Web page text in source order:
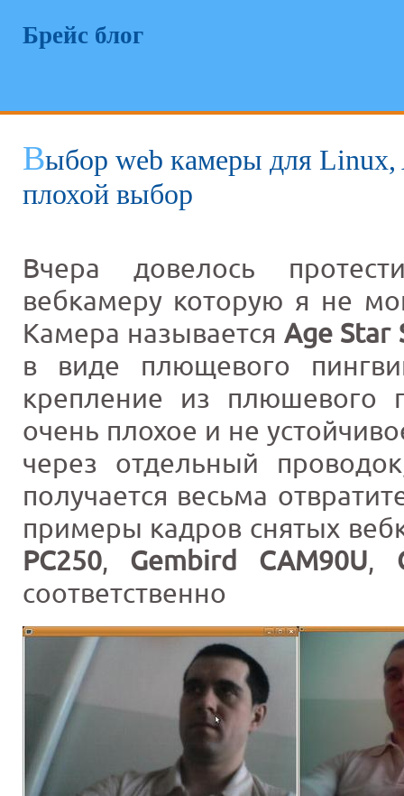
Брейс блог
Выбор web камеры для Linux,
плохой выбор
Вчера довелось
вебкамеру которую я не
Камера называется Age Star
в виде плющевого
крепление из плюшевого
очень плохое и не
через отдельный
получается весьма
примеры кадров снятых
PC250, Gembird CAM90U,
соответственно